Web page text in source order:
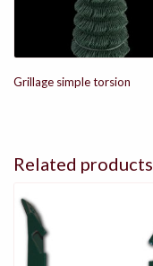
Grillage simple torsion
Related products